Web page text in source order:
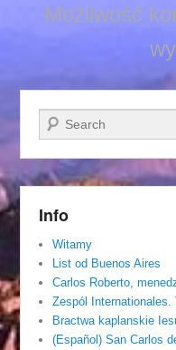
Możliwość
Szukaj
Info
Witamy
List od Buenos Aires
Carlos Roberto,
Zespól Internationales.
Bractwa kaplanskie
(Español) San Carlos